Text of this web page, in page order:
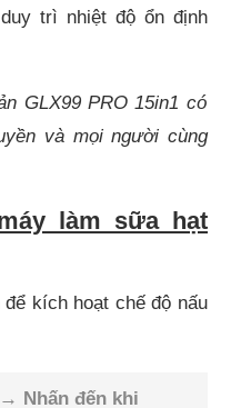
trì nhiệt độ ổn định
GLX99 PRO 15in1 có
và mọi người cùng
làm sữa hạt
kích hoạt chế độ nấu
Nhấn đến khi